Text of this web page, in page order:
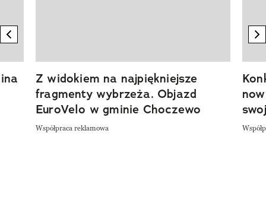
previous element
Z widokiem na najpiękniejsze
fragmenty wybrzeża. Objazd
EuroVelo w gminie Choczewo
Współpraca reklamowa